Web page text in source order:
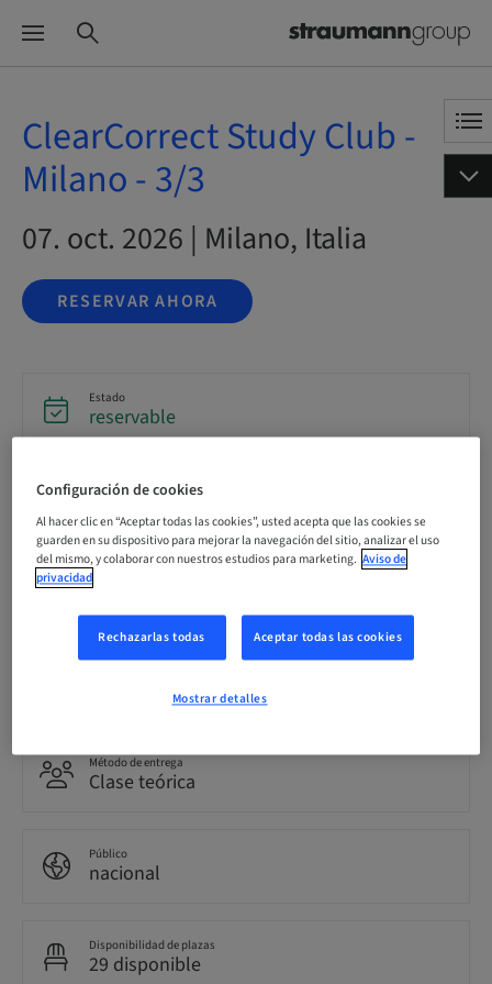
ClearCorrect Study Club -
Milano - 3/3
07. oct. 2026 | Milano, Italia
RESERVAR AHORA
Estado
reservable
Fecha límite de registro
Idioma
0.00 Puntos
Método de entrega
Clase teórica
Público
nacional
Disponibilidad de plazas
29 disponible
Configuración de cookies
Al hacer clic en “Aceptar todas las cookies”, usted acepta que las cookies se
guarden en su dispositivo para mejorar la navegación del sitio, analizar el uso
del mismo, y colaborar con nuestros estudios para marketing. Aviso de
privacidad
Rechazarlas todas Aceptar todas las cookies
Mostrar detalles